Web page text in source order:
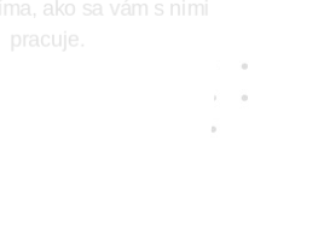
ako sa vám s nimi
pracuje.